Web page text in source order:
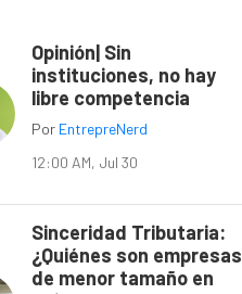
Opinión| Sin
instituciones, no hay
libre competencia
Por EntrepreNerd
12:00 AM, Jul 30
Sinceridad Tributaria:
¿Quiénes son empresas
de menor tamaño en